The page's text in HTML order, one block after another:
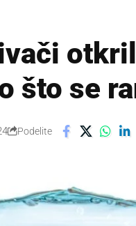
što se
Podelite